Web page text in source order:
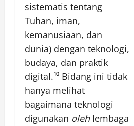
sistematis tentang
Tuhan, iman,
kemanusiaan, dan
dunia) dengan teknologi,
budaya, dan praktik
digital.¹⁰ Bidang ini tidak
hanya melihat
bagaimana teknologi
digunakan olehlembaga